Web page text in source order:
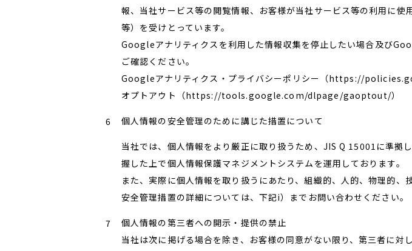
報、当社サービス等の閲覧情報、お客様が当社サービス等の利用に
等）を受けとっています。
Googleアナリティクスを利用した情報収集を停止したい場合及び
ご確認ください。
Googleアナリティクス・プライバシーポリシー（https://
オプトアウト（https://tools.google.com/dlpage/gaoptout/）
個人情報の安全管理のために講じた措置について
当社では、個人情報をより厳正に取り扱うため、JIS Q 15001に準拠
握した上で個人情報保護マネジメントシステムを運用しております。
また、実際に個人情報を取り扱うにあたり、組織的、人的、物理的、
安全管理措置の詳細については、下記i）までお問い合わせください。
個人情報の第三者への開示・提供の禁止
当社は次に掲げる場合を除き、お客様の同意がない限り、第三者に